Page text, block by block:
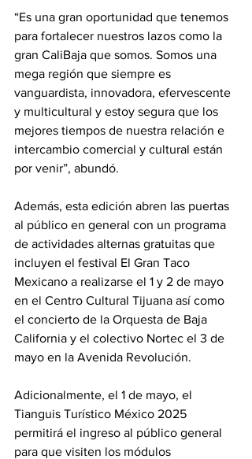
“Es una gran oportunidad que tenemos
para fortalecer nuestros lazos como la
gran CaliBaja que somos. Somos una
mega región que siempre es
vanguardista, innovadora, efervescente
y multicultural y estoy segura que los
mejores tiempos de nuestra relación e
intercambio comercial y cultural están
por venir”, abundó.
Además, esta edición abren las puertas
al público en general con un programa
de actividades alternas gratuitas que
incluyen el festival El Gran Taco
Mexicano a realizarse el 1 y 2 de mayo
en el Centro Cultural Tijuana así como
el concierto de la Orquesta de Baja
California y el colectivo Nortec el 3 de
mayo en la Avenida Revolución.
Adicionalmente, el 1 de mayo, el
Tianguis Turístico México 2025
permitirá el ingreso al público general
para que visiten los módulos